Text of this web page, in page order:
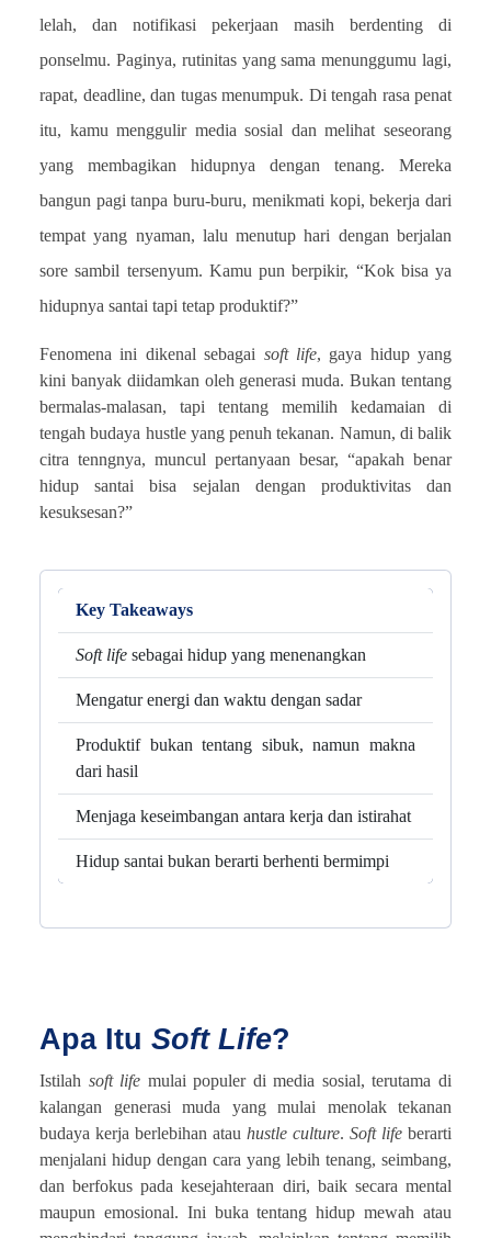
lelah, dan notifikasi pekerjaan masih berdenting di
ponselmu. Paginya, rutinitas yang sama menunggumu lagi,
rapat, deadline, dan tugas menumpuk. Di tengah rasa penat
itu, kamu menggulir media sosial dan melihat seseorang
yang membagikan hidupnya dengan tenang. Mereka
bangun pagi tanpa buru-buru, menikmati kopi, bekerja dari
tempat yang nyaman, lalu menutup hari dengan berjalan
sore sambil tersenyum. Kamu pun berpikir, “Kok bisa ya
hidupnya santai tapi tetap produktif?”
Fenomena ini dikenal sebagai soft life, gaya hidup yang
kini banyak diidamkan oleh generasi muda. Bukan tentang
bermalas-malasan, tapi tentang memilih kedamaian di
tengah budaya hustle yang penuh tekanan. Namun, di balik
citra tenngnya, muncul pertanyaan besar, “apakah benar
hidup santai bisa sejalan dengan produktivitas dan
kesuksesan?”
Key Takeaways
Soft life sebagai hidup yang menenangkan
Mengatur energi dan waktu dengan sadar
Produktif bukan tentang sibuk, namun makna
dari hasil
Menjaga keseimbangan antara kerja dan istirahat
Hidup santai bukan berarti berhenti bermimpi
Apa Itu Soft Life?
Istilah soft life mulai populer di media sosial, terutama di
kalangan generasi muda yang mulai menolak tekanan
budaya kerja berlebihan atau hustle culture. Soft life berarti
menjalani hidup dengan cara yang lebih tenang, seimbang,
dan berfokus pada kesejahteraan diri, baik secara mental
maupun emosional. Ini buka tentang hidup mewah atau